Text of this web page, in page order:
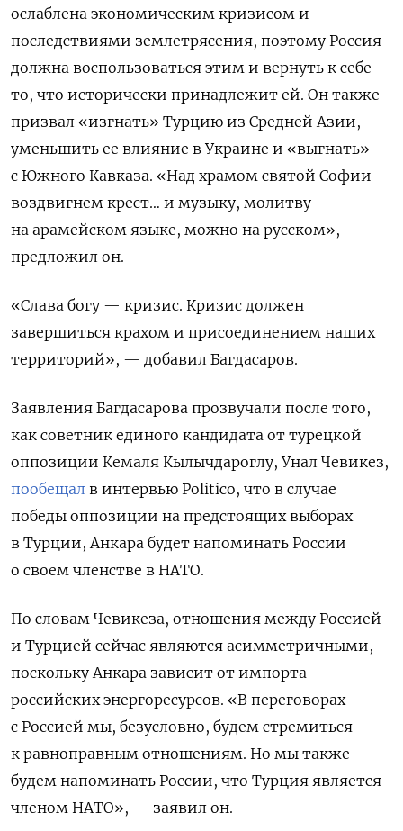
ослаблена экономическим кризисом и
последствиями землетрясения, поэтому Россия
должна воспользоваться этим и вернуть к себе
то, что исторически принадлежит ей. Он также
призвал «изгнать» Турцию из Средней Азии,
уменьшить ее влияние в Украине и «выгнать»
с Южного Кавказа. «Над храмом святой Софии
воздвигнем крест… и музыку, молитву
на арамейском языке, можно на русском», —
предложил он.
«Слава богу — кризис. Кризис должен
завершиться крахом и присоединением наших
территорий», — добавил Багдасаров.
Заявления Багдасарова прозвучали после того,
как советник единого кандидата от турецкой
оппозиции Кемаля Кылычдароглу, Унал Чевикез,
пообещал в интервью Politico, что в случае
победы оппозиции на предстоящих выборах
в Турции, Анкара будет напоминать России
о своем членстве в НАТО.
По словам Чевикеза, отношения между Россией
и Турцией сейчас являются асимметричными,
поскольку Анкара зависит от импорта
российских энергоресурсов. «В переговорах
с Россией мы, безусловно, будем стремиться
к равноправным отношениям. Но мы также
будем напоминать России, что Турция является
членом НАТО», — заявил он.